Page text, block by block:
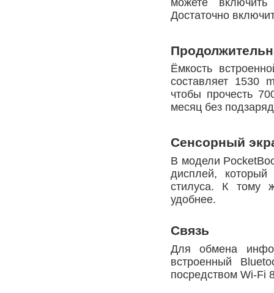
Достаточно
Ёмкость
составляет 1530
чтобы прочесть
месяц без
Сенсорный
В модели
дисплей,
стилуса. К тому
удобнее.
Связь
Для обмена
встроенный
посредством Wi-Fi